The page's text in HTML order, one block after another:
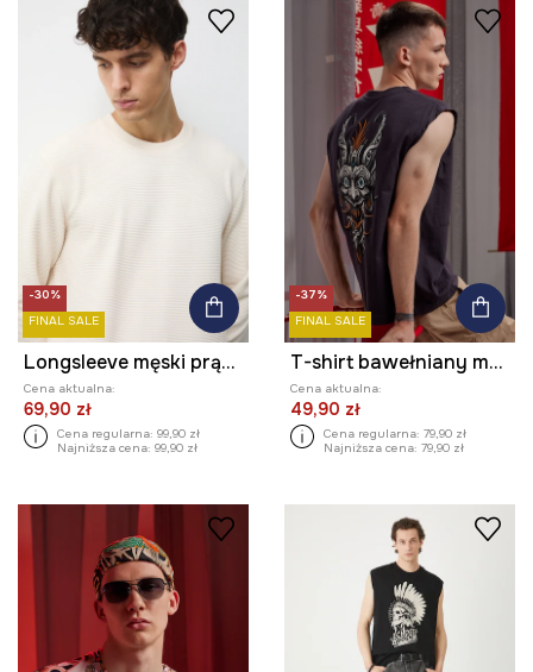
-30%
FINAL SALE
Longsleeve męski prążkowany kolor beżowy
Cena aktualna:
69,90 zł
Cena regularna: 99,90 zł
Najniższa cena: 99,90 zł
-37%
FINAL SALE
T-shirt bawełniany męski bez rękawów Tattoo Art by Michał Kidacki
Cena aktualna:
49,90 zł
Cena regularna: 79,90 zł
Najniższa cena: 79,90 zł